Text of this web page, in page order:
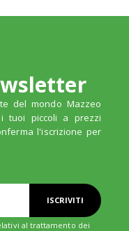
del mondo Mazzeo
tuoi piccoli a prezzi
l'iscrizione per
ISCRIVITI
al trattamento dei